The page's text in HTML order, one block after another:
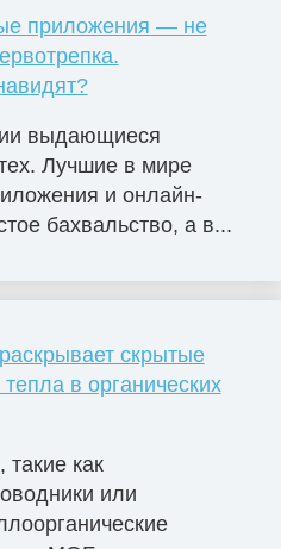
приложения — не
выдающиеся
Лучшие в мире
и онлайн-
бахвальство, а в...
скрытые
в органических
как
или